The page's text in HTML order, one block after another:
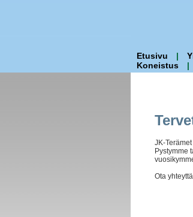
Etusivu |
Koneistus
|
JK-
Pystymme
Ota